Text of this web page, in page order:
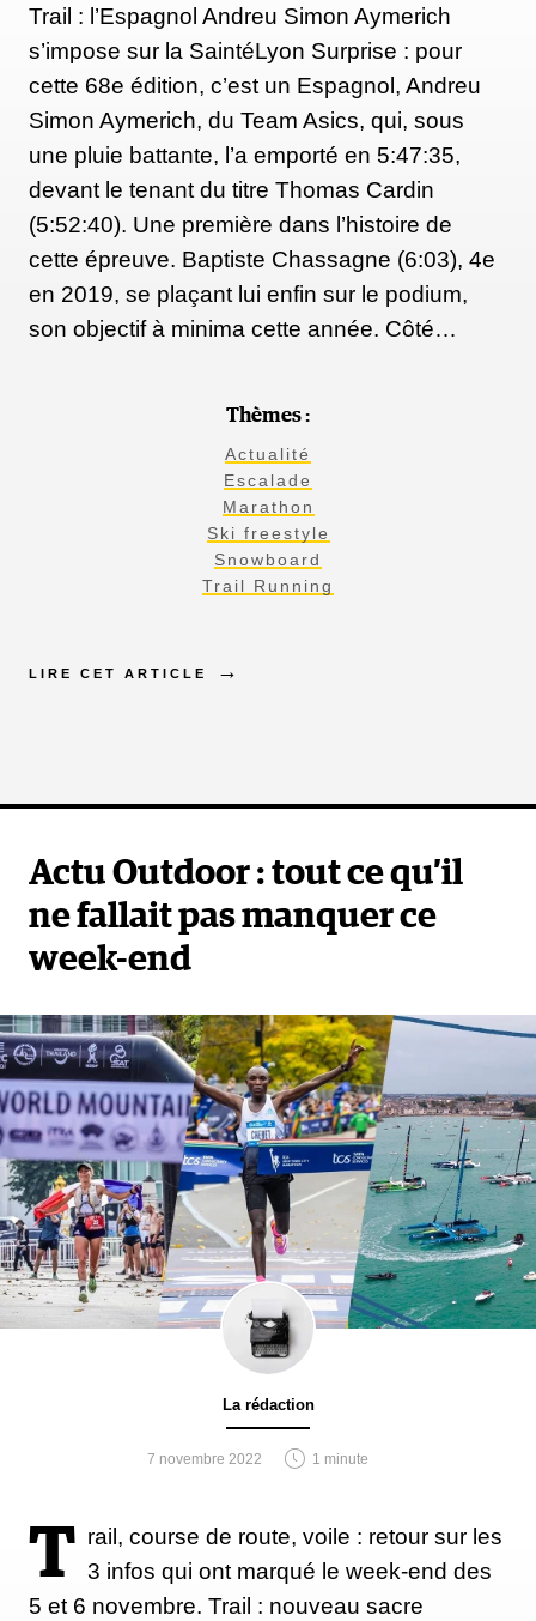
Trail : l’Espagnol Andreu Simon Aymerich
s’impose sur la SaintéLyon Surprise : pour
cette 68e édition, c’est un Espagnol, Andreu
Simon Aymerich, du Team Asics, qui, sous
une pluie battante, l’a emporté en 5:47:35,
devant le tenant du titre Thomas Cardin
(5:52:40). Une première dans l’histoire de
cette épreuve. Baptiste Chassagne (6:03), 4e
en 2019, se plaçant lui enfin sur le podium,
son objectif à minima cette année. Côté…
Thèmes :
Actualité
Escalade
Marathon
Ski freestyle
Snowboard
Trail Running
LIRE CET ARTICLE
Actu Outdoor : tout ce qu’il
ne fallait pas manquer ce
week-end
La rédaction
7 novembre 2022 1 minute
T rail, course de route, voile : retour sur les
3 infos qui ont marqué le week-end des
5 et 6 novembre. Trail : nouveau sacre